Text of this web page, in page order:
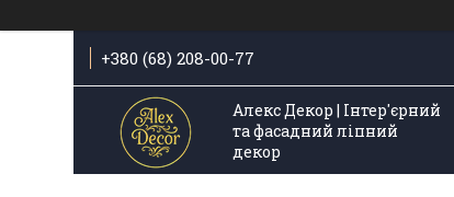
+380 (68) 208-00-77
Алекс Декор | Інтер'єрний
та фасадний ліпний
декор